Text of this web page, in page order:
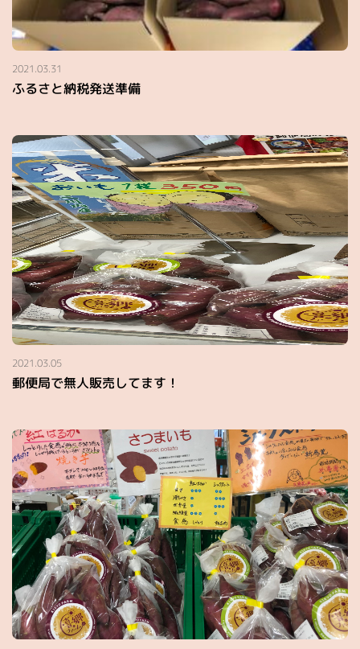
2021.03.31
ふるさと納税発送準備
2021.03.05
郵便局で無人販売してます！